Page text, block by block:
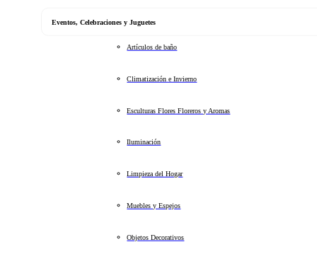
Eventos, Celebraciones y Juguetes
Artículos de baño
Climatización e Invierno
Esculturas Flores Floreros y Aromas
Iluminación
Limpieza del Hogar
Muebles y Espejos
Objetos Decorativos